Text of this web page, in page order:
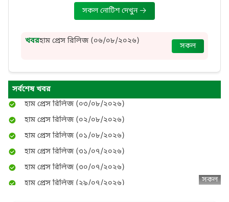
সকল নোটিশ দেখুন
খবর সকল
সর্বশেষ খবর
হাম প্রেস রিলিজ (০৮/০৮/২০২৬)
হাম প্রেস রিলিজ (০৬/০৮/২০২৬)
হাম প্রেস রিলিজ (০৩/০৮/২০২৬)
হাম প্রেস রিলিজ (০২/০৮/২০২৬)
হাম প্রেস রিলিজ (০১/০৮/২০২৬)
হাম প্রেস রিলিজ (৩১/০৭/২০২৬)
হাম প্রেস রিলিজ (৩০/০৭/২০২৬)
হাম প্রেস রিলিজ (২৯/০৭/২০২৬)
হাম প্রেস রিলিজ (২৮/০৭/২০২৬)
সকল